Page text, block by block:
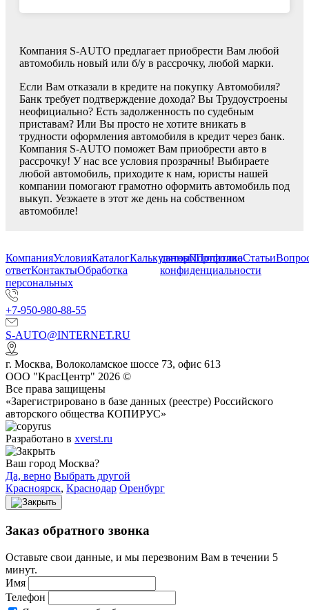
Компания S-AUTO предлагает приобрести Вам любой
автомобиль новый или б/у в рассрочку, любой марки.
Если Вам отказали в кредите на покупку Автомобиля?
Банк требует подтверждение дохода? Вы Трудоустроены
неофициально? Есть задолженность по судебным
приставам? Или Вы просто не хотите вникать в
трудности оформления автомобиля в кредит через банк.
Компания S-AUTO поможет Вам приобрести авто в
рассрочку! У нас все условия прозрачны! Выбираете
любой автомобиль, приходите к нам, юристы нашей
компании помогают грамотно оформить автомобиль под
выкуп. Уезжаете в этот же день на собственном
автомобиле!
КомпанияУсловияКаталогКалькуляторПортфолиоСтатьи
ответКонтактыОбработка
персональных
данныхПолитика
конфиденциальности
+7-950-980-88-55
S-AUTO@INTERNET.RU
г. Москва, Волоколамское шоссе 73, офис 613
ООО "КрасЦентр" 2026 ©
Все права защищены
«Зарегистрировано в базе данных (реестре) Российского
авторского общества КОПИРУС»
Разработано в xverst.ru
Ваш город Москва?
Да, верно Выбрать другой
Красноярск, Краснодар Оренбург
Заказ обратного звонка
Оставьте свои данные, и мы перезвоним Вам в течении 5
минут.
Имя
Телефон